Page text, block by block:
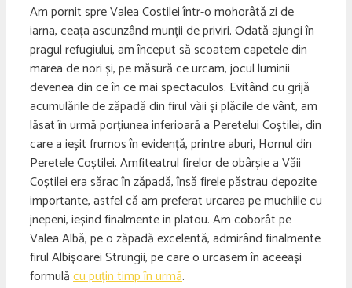
Am pornit spre Valea Costilei într-o mohorâtă zi de
iarna, ceața ascunzând munții de priviri. Odată ajungi în
pragul refugiului, am început să scoatem capetele din
marea de nori și, pe măsură ce urcam, jocul luminii
devenea din ce în ce mai spectaculos. Evitând cu grijă
acumulările de zăpadă din firul văii și plăcile de vânt, am
lăsat în urmă porțiunea inferioară a Peretelui Coștilei, din
care a ieșit frumos în evidență, printre aburi, Hornul din
Peretele Coștilei. Amfiteatrul firelor de obârșie a Văii
Coștilei era sărac în zăpadă, însă firele păstrau depozite
importante, astfel că am preferat urcarea pe muchiile cu
jnepeni, ieșind finalmente in platou. Am coborât pe
Valea Albă, pe o zăpadă excelentă, admirând finalmente
firul Albișoarei Strungii, pe care o urcasem în aceeași
formulăcu puțin timp în urmă.